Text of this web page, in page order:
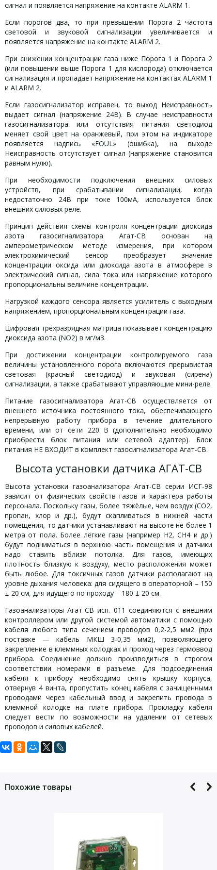
сигнал и появляется напряжение на контакте ALARM 1.
Если порогов два, то при превышении Порога 2 частота
световой и звуковой сигнализации увеличивается и
появляется напряжение на контакте ALARM 2.
При снижении концентрации газа ниже Порога 1 и Порога 2
(или повышении выше Порога 1 для кислорода) отключается
сигнализация и пропадает напряжение на контактах ALARM 1
и ALARM 2.
Если газосигнализатор исправен, то выход Неисправность
выдает сигнал (напряжение 24В). В случае неисправности
газосигнализатора или отсутствия питания светодиод
меняет свой цвет на оранжевый, при этом на индикаторе
появляется надпись «FOUL» (ошибка), на выходе
Неисправность отсутствует сигнал (напряжение становится
равным нулю).
При необходимости подключения внешних силовых
устройств, при срабатывании сигнализации, когда
недостаточно 24В при токе 100мА, используется блок
внешних силовых реле.
Принцип действия схемы контроля концентрации диоксида
азота газосигнализатора Агат-СВ основан на
амперометрическом методе измерения, при котором
электрохимический сенсор преобразует значение
концентрации оксида или диоксида азота в атмосфере в
электрический сигнал, сила тока или напряжение которого
пропорциональны величине концентрации.
Нагрузкой каждого сенсора является усилитель с выходным
напряжением, пропорциональным концентрации газа.
Цифровая трёхразрядная матрица показывает концентрацию
диоксида азота (NO2) в мг/м3.
При достижении концентрации контролируемого газа
величины установленного порога включаются прерывистая
световая (красный светодиод) и звуковая (сирена)
сигнализации, а также срабатывают управляющие мини-реле.
Питание газосигнализатора Агат-СВ осуществляется от
внешнего источника постоянного тока, обеспечивающего
непрерывную работу прибора в течение длительного
времени, или от сети 220 В (дополнительно необходимо
приобрести блок питания или сетевой адаптер). Блок
питания НЕ ВХОДИТ в комплект газосигнализатора Агат-СВ.
Высота установки датчика АГАТ-СВ
Высота установки газоанализатора Агат-СВ серии ИСГ-98
зависит от физических свойств газов и характера работы
персонала. Поскольку газы, более тяжёлые, чем воздух (СО2,
пропан, хлор и др.), будут скапливаться в нижней части
помещения, то датчики устанавливают на высоте не более 1
метра от пола. Более лёгкие газы (например Н2, СН4 и др.)
будут подниматься в верхнюю часть помещения и датчики
надо ставить вблизи потолка. Для газов, имеющих
плотность близкую к воздуху, место расположения может
быть любое. Для токсичных газов датчики располагают на
уровне дыхания человека: для сидящего в операторной – 150
± 20 см, для идущего по проходу – 180 ± 20 см.
Газоанализаторы Агат-СВ исп. 011 соединяются с внешним
контроллером или другой системой автоматики с помощью
кабеля любого типа сечением проводов 0,2-2,5 мм2 (при
поставке — кабель МКШ 3-0,35 мм2), позволяющего
закрепление в клеммных колодках и проход через гермоввод
прибора. Соединение должно производиться в строгом
соответствии номерами в разъеме. Для подсоединения
кабеля к прибору необходимо снять крышку корпуса,
отвернув 4 винта, пропустить конец кабеля с зачищенными
проводами через кабельный ввод и закрепить провода в
клеммной колодке на плате прибора. Прокладку кабеля
следует вести по возможности на удалении от сетевых
проводов и силовых кабелей.
Технические характеристики Агат-СВ
Агат-СВ (серия ИГС-98) исполнение 011 стационарный
Количество контролируемых газов и канальность: 1
Тип сенсора: электрохимический
Газы: диоксид азота,
Комплектация Агат-СВ серии ИГС-98
1. Газосигнализатор
Дополнительно, по спец. заказу поставляются:
5. Блок питания 0,25 А для питания газосигнализатора
Задать вопрос
Похожие товары